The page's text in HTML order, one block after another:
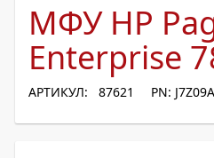
МФУ HP
Enterprise
АРТИКУЛ: 87621 PN: J7Z09A